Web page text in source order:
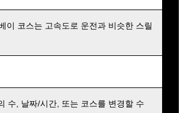
이 코스는 고속도로 운전과 비슷한 스릴
수, 날짜/시간, 또는 코스를 변경할 수